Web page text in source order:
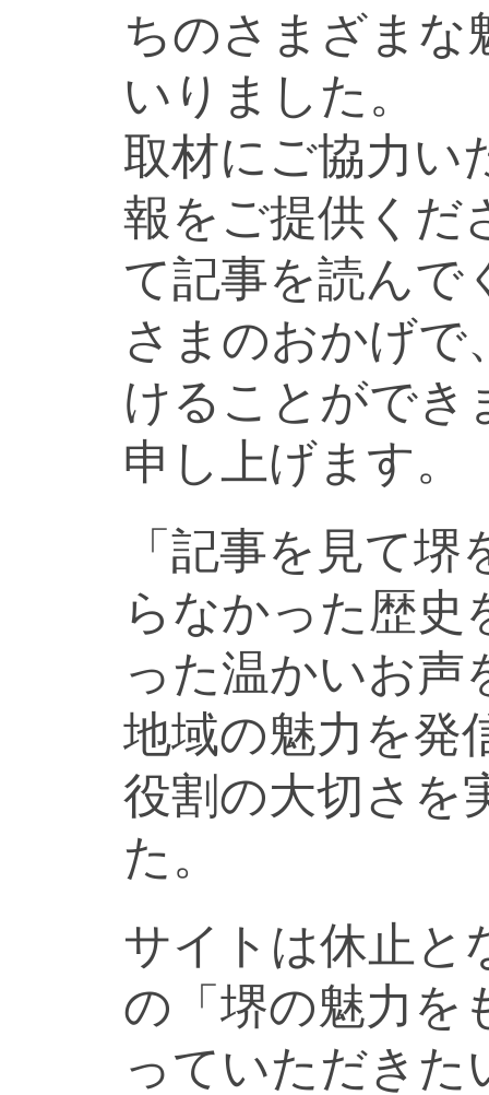
ちのさまざまな
いりました。
取材にご協力い
報をご提供くだ
て記事を読んで
さまのおかげで
けることができ
申し上げます。
「記事を見て
らなかった歴史
った温かいお声
地域の魅力を発
役割の大切さを
た。
サイトは休止と
の「堺の魅力を
っていただきた